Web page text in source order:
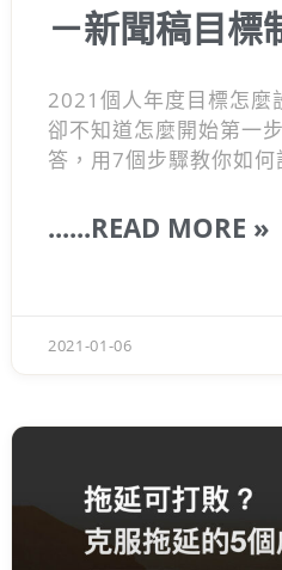
－新聞稿目標
2021個人年度目標怎麼
卻不知道怎麼開始第一
答，用7個步驟教你如
幫助你一步步實現你的
能夠幫助你制定目標，
成！
......READ MORE »
2021-01-06